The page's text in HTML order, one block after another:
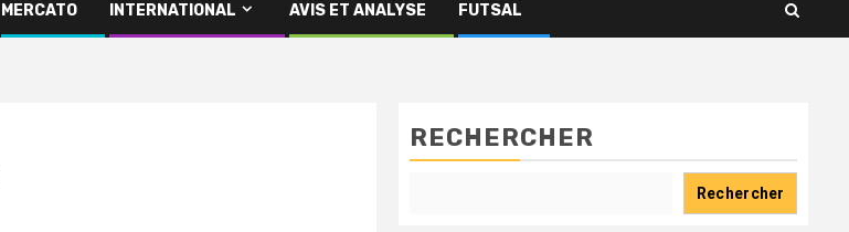
MERCATO INTERNATIONAL AVIS ET ANALYSE FUTSAL
RECHERCHER
Rechercher